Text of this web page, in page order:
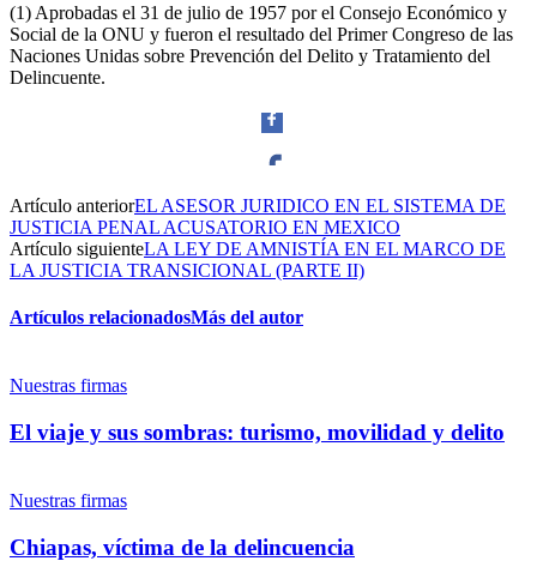
(1) Aprobadas el 31 de julio de 1957 por el Consejo Económico y
Social de la ONU y fueron el resultado del Primer Congreso de las
Naciones Unidas sobre Prevención del Delito y Tratamiento del
Delincuente.
Facebook
Artículo anteriorEL ASESOR JURIDICO EN EL SISTEMA DE
JUSTICIA PENAL ACUSATORIO EN MEXICO
Artículo siguienteLA LEY DE AMNISTÍA EN EL MARCO DE
LA JUSTICIA TRANSICIONAL (PARTE II)
Artículos relacionadosMás del autor
Nuestras firmas
El viaje y sus sombras: turismo, movilidad y delito
Nuestras firmas
Chiapas, víctima de la delincuencia